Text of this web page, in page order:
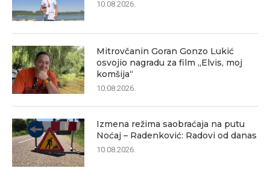
10.08.2026.
Mitrovčanin Goran Gonzo Lukić
osvojio nagradu za film „Elvis, moj
komšija“
10.08.2026.
Izmena režima saobraćaja na putu
Noćaj – Radenković: Radovi od danas
10.08.2026.